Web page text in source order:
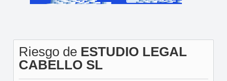
Riesgo de ESTUDIO LEGAL
CABELLO SL